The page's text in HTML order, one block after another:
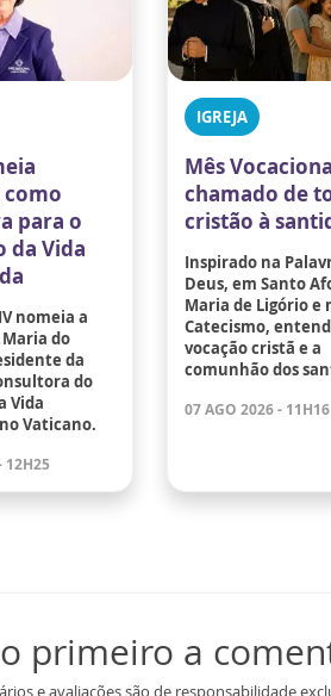
para o
da Vida
nomeia a
do
da
do
Vida
Vaticano.
12H25
IGREJA
Mês
chamado de
cristão à
Inspirado na
Deus, em Santo
Maria de Ligório e
Catecismo,
vocação cristã e a
comunhão dos
07 AGO 2026 - 11H16
primeiro a
e avaliações são de responsabilidade